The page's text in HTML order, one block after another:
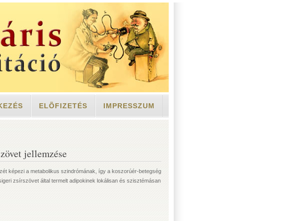
ELÕFIZETÉS IMPRESSZUM
jellemzése
képezi a metabolikus szindrómának, így a koszorúér-betegség
zsírszövet által termelt adipokinek lokálisan és szisztémásan